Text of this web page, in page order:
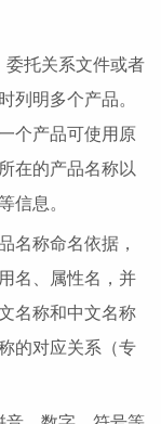
委托关系文件或者
列明多个产品。
个产品可使用原
在的产品名称以
信息。
名称命名依据，
名、属性名，并
名称和中文名称
的对应关系（专